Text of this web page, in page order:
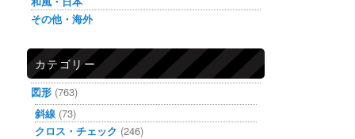
その他・海外
カテゴリー
図形 (763)
斜線 (73)
クロス・チェック (246)